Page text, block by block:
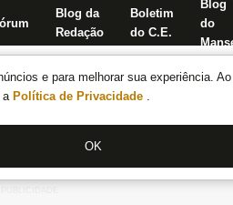
e para melhorar sua experiência.
a Política de Privacidade .
OK
Blog da
Redação
Boletim
do C.E.
Blog
do